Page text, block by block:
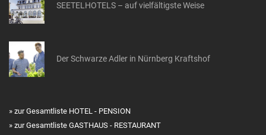
SEETELHOTELS – auf vielfältigste Weise
Der Schwarze Adler in Nürnberg Kraftshof
» zur Gesamtliste HOTEL - PENSION
» zur Gesamtliste GASTHAUS - RESTAURANT